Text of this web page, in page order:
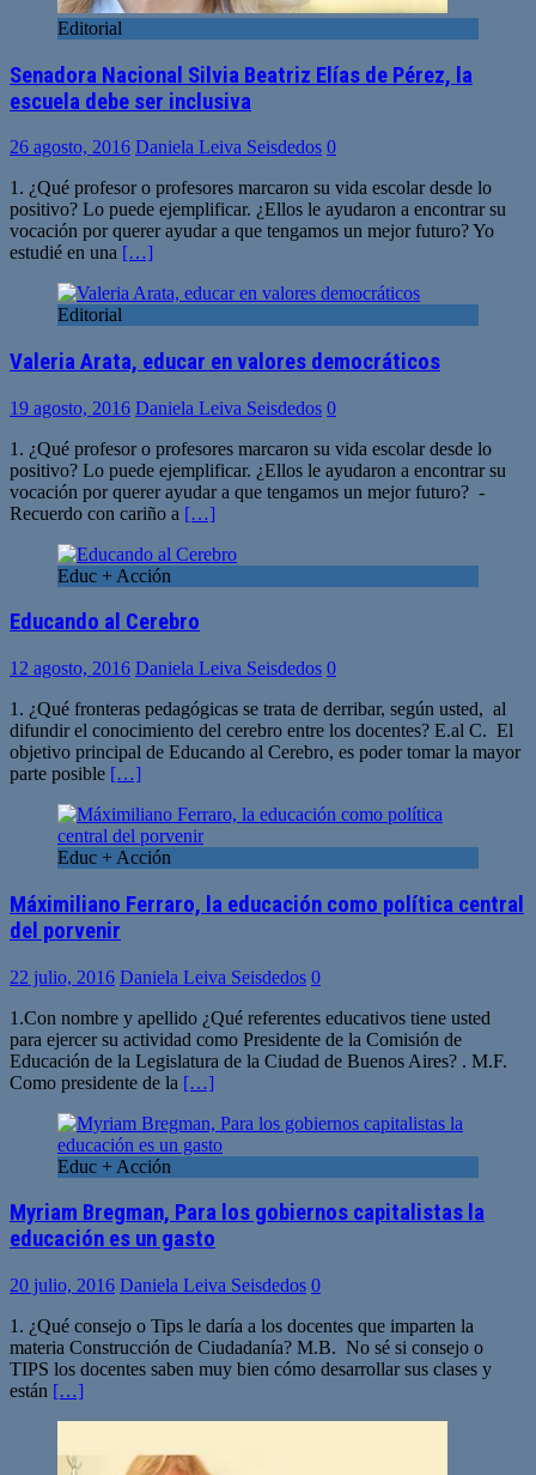
Editorial
Senadora Nacional Silvia Beatriz Elías de Pérez, la
escuela debe ser inclusiva
26 agosto, 2016 Daniela Leiva Seisdedos 0
1. ¿Qué profesor o profesores marcaron su vida escolar desde lo
positivo? Lo puede ejemplificar. ¿Ellos le ayudaron a encontrar su
vocación por querer ayudar a que tengamos un mejor futuro? Yo
estudié en una […]
Editorial
Valeria Arata, educar en valores democráticos
19 agosto, 2016 Daniela Leiva Seisdedos 0
1. ¿Qué profesor o profesores marcaron su vida escolar desde lo
positivo? Lo puede ejemplificar. ¿Ellos le ayudaron a encontrar su
vocación por querer ayudar a que tengamos un mejor futuro? -
Recuerdo con cariño a […]
Educ + Acción
Educando al Cerebro
12 agosto, 2016 Daniela Leiva Seisdedos 0
1. ¿Qué fronteras pedagógicas se trata de derribar, según usted, al
difundir el conocimiento del cerebro entre los docentes? E.al C. El
objetivo principal de Educando al Cerebro, es poder tomar la mayor
parte posible […]
Educ + Acción
Máximiliano Ferraro, la educación como política central
del porvenir
22 julio, 2016 Daniela Leiva Seisdedos 0
1.Con nombre y apellido ¿Qué referentes educativos tiene usted
para ejercer su actividad como Presidente de la Comisión de
Educación de la Legislatura de la Ciudad de Buenos Aires? . M.F.
Como presidente de la […]
Educ + Acción
Myriam Bregman, Para los gobiernos capitalistas la
educación es un gasto
20 julio, 2016 Daniela Leiva Seisdedos 0
1. ¿Qué consejo o Tips le daría a los docentes que imparten la
materia Construcción de Ciudadanía? M.B. No sé si consejo o
TIPS los docentes saben muy bien cómo desarrollar sus clases y
están […]